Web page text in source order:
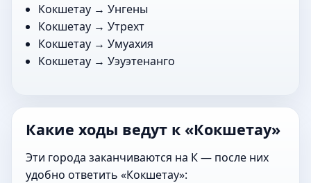
Кокшетау →Унгены
Кокшетау →Утрехт
Кокшетау →Умуахия
Кокшетау →Уэуэтенанго
Какие ходы ведут к «Кокшетау»
Эти города заканчиваются на К — после них
удобно ответить «Кокшетау»: